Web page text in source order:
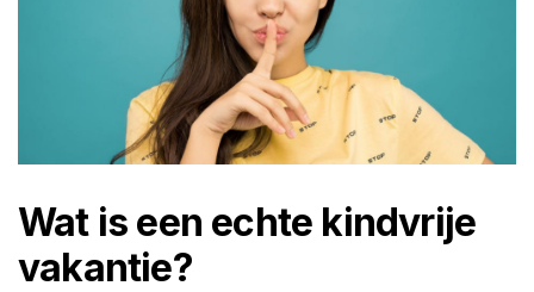
Wat is een echte kindvrije
vakantie?